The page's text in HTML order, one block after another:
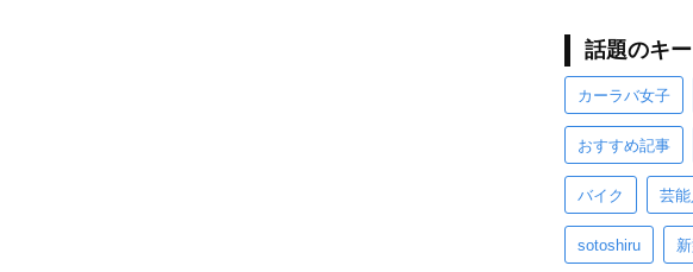
話題のキ
カーラバ女子
おすすめ記事
バイク 芸
sotoshiru